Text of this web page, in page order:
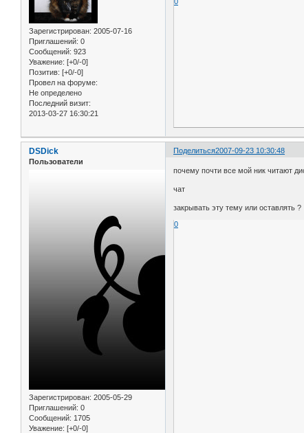
Зарегистрирован: 2005-07-16
Приглашений: 0
Сообщений: 923
Уважение: [+0/-0]
Позитив: [+0/-0]
Провел на форуме:
Не определено
Последний визит:
2013-03-27 16:30:21
Поделиться2007-09-23 10:30:48
DSDick
Пользователи
Зарегистрирован: 2005-05-29
Приглашений: 0
Сообщений: 1705
Уважение: [+0/-0]
почему почти все мой ник читают
чат
закрывать эту тему или оставлять ?
0